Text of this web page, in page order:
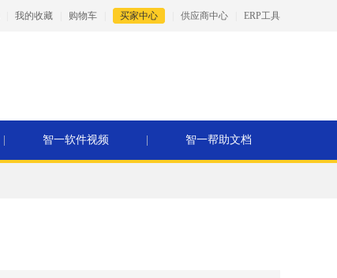
我的收藏 购物车 买家中心 供应商中心 ERP工具
智一软件视频 智一帮助文档